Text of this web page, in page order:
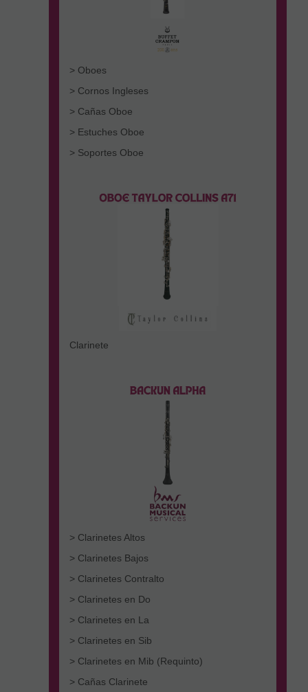
> Oboes
> Cornos Ingleses
> Cañas Oboe
> Estuches Oboe
> Soportes Oboe
Clarinete
> Clarinetes Altos
> Clarinetes Bajos
> Clarinetes Contralto
> Clarinetes en Do
> Clarinetes en La
> Clarinetes en Sib
> Clarinetes en Mib (Requinto)
> Cañas Clarinete